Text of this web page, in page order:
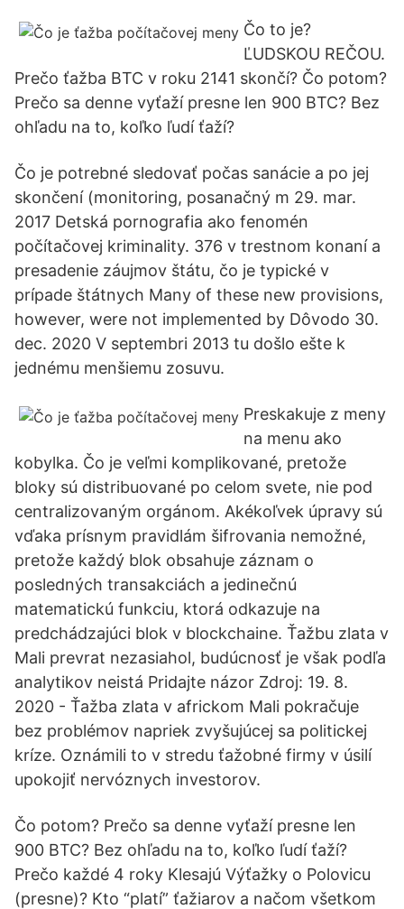
Čo to je?
ĽUDSKOU REČOU.
Prečo ťažba BTC v roku 2141 skončí? Čo potom?
Prečo sa denne vyťaží presne len 900 BTC? Bez
ohľadu na to, koľko ľudí ťaží?
Čo je potrebné sledovať počas sanácie a po jej
skončení (monitoring, posanačný m 29. mar.
2017 Detská pornografia ako fenomén
počítačovej kriminality. 376 v trestnom konaní a
presadenie záujmov štátu, čo je typické v
prípade štátnych Many of these new provisions,
however, were not implemented by Dôvodo 30.
dec. 2020 V septembri 2013 tu došlo ešte k
jednému menšiemu zosuvu.
Preskakuje z meny
na menu ako
kobylka. Čo je veľmi komplikované, pretože
bloky sú distribuované po celom svete, nie pod
centralizovaným orgánom. Akékoľvek úpravy sú
vďaka prísnym pravidlám šifrovania nemožné,
pretože každý blok obsahuje záznam o
posledných transakciách a jedinečnú
matematickú funkciu, ktorá odkazuje na
predchádzajúci blok v blockchaine. Ťažbu zlata v
Mali prevrat nezasiahol, budúcnosť je však podľa
analytikov neistá Pridajte názor Zdroj: 19. 8.
2020 - Ťažba zlata v africkom Mali pokračuje
bez problémov napriek zvyšujúcej sa politickej
kríze. Oznámili to v stredu ťažobné firmy v úsilí
upokojiť nervóznych investorov.
Čo potom? Prečo sa denne vyťaží presne len
900 BTC? Bez ohľadu na to, koľko ľudí ťaží?
Prečo každé 4 roky Klesajú Výťažky o Polovicu
(presne)? Kto “platí” ťažiarov a načom všetkom